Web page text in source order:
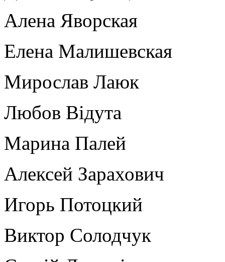
Алена Яворская
Елена Малишевская
Мирослав Лаюк
Любов Відута
Марина Палей
Алексей Зарахович
Игорь Потоцкий
Виктор Солодчук